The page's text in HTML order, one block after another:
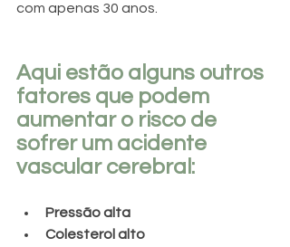
com apenas 30 anos.
Aqui estão alguns outros
fatores que podem
aumentar o risco de
sofrer um acidente
vascular cerebral:
Pressão alta
Colesterol alto